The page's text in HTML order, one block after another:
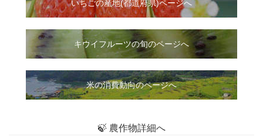
いちごの産地(都道府県)ページへ
キウイフルーツの旬のページへ
米の消費動向のページへ
🍃 農作物詳細へ